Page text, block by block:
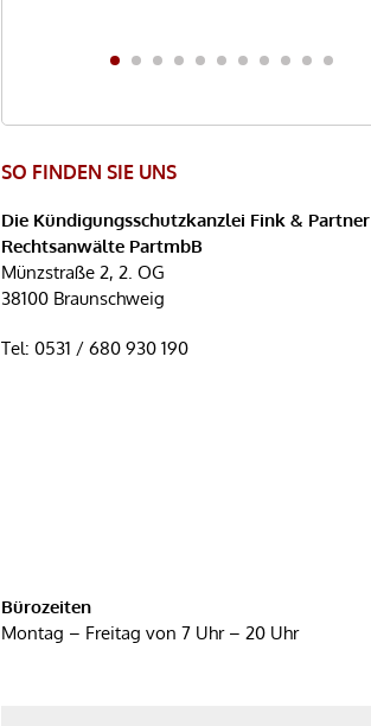
SO FINDEN SIE UNS
Die Kündigungsschutzkanzlei Fink & Partner
Rechtsanwälte PartmbB
Münzstraße 2, 2. OG
38100 Braunschweig
Tel:0531 / 680 930 190
Bürozeiten
Montag – Freitag von 7 Uhr – 20 Uhr